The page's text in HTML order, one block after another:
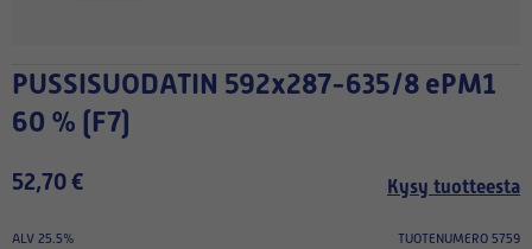
PUSSISUODATIN 592x287-635/8 ePM1
60 % (F7)
52,70 € Kysy tuotteesta
ALV 25.5% TUOTENUMERO 5759